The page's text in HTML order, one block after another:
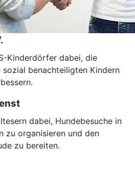
Kinderdörfer dabei, die
sozial benachteiligten Kindern
dabei, Hundebesuche in
zu organisieren und den
zu bereiten.